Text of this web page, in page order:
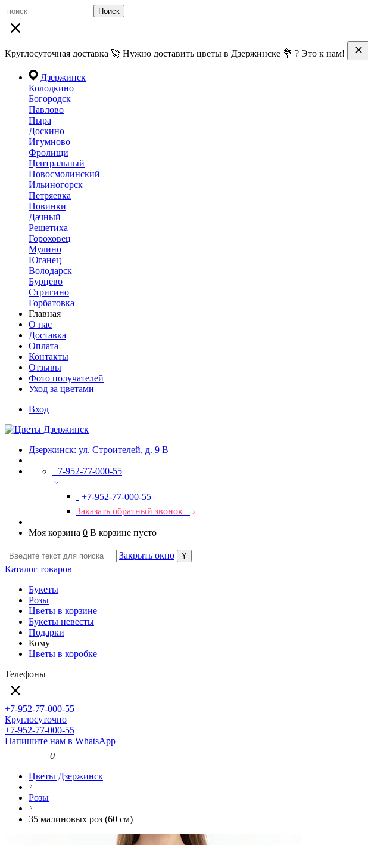
Поиск
Круглосуточная доставка 🚀 Нужно доставить цветы в Дзержинске 💐 ? Это к нам!
Дзержинск
Колодкино
Богородск
Павлово
Пыра
Доскино
Игумново
Фролищи
Центральный
Новосмолинский
Ильиногорск
Петряевка
Новинки
Дачный
Решетиха
Гороховец
Мулино
Юганец
Володарск
Бурцево
Стригино
Горбатовка
Главная
О нас
Доставка
Оплата
Контакты
Отзывы
Фото получателей
Уход за цветами
Вход
Дзержинск: ул. Строителей, д. 9 В
+7-952-77-000-55
+7-952-77-000-55
Заказать обратный звонок
Моя корзина 0 В корзине пусто
Закрыть окно
Каталог товаров
Букеты
Розы
Цветы в корзине
Букеты невесты
Подарки
Кому
Цветы в коробке
Телефоны
+7-952-77-000-55
Круглосуточно
+7-952-77-000-55
Напишите нам в WhatsApp
0
Цветы Дзержинск
Розы
35 малиновых роз (60 см)